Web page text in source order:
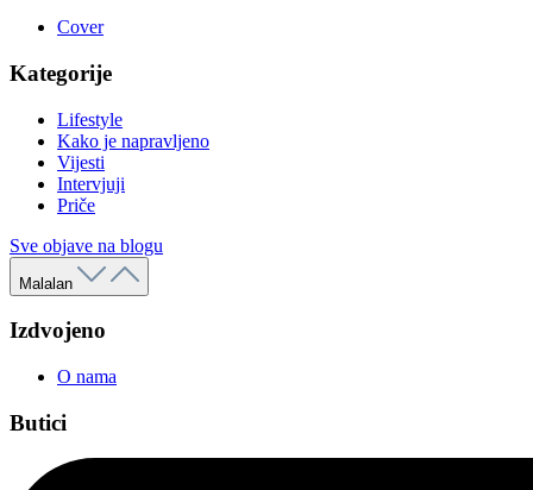
Cover
Kategorije
Lifestyle
Kako je napravljeno
Vijesti
Intervjuji
Priče
Sve objave na blogu
Malalan
Izdvojeno
O nama
Butici